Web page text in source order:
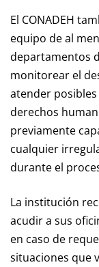
El CONADEH
equipo de al
departamentos
monitorear el
atender
derechos
previamente
cualquier
durante el
La institución
acudir a sus
en caso de
situaciones que